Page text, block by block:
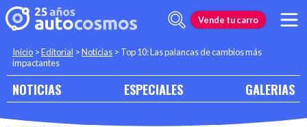
Vende tu carro
Inicio >Editorial >Noticias > Top 10: Las palancas de cambios más
impactantes
NOTICIAS ESPECIALES GALERIAS